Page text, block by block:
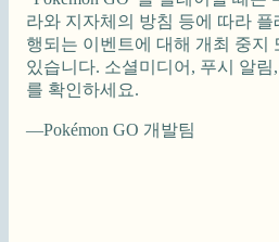
라와 지자체의 방침 등에 따라
행되는 이벤트에 대해 개최 중지
있습니다. 소셜미디어, 푸시 알림
를 확인하세요.
—Pokémon GO 개발팀